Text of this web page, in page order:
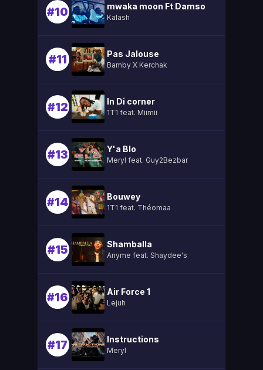
#10 mwaka moon Ft Damso
Kalash
#11 Pas Jalouse
Bamby X Kerchak
#12 In Di corner
1T1 feat. Miimii
#13 Y'a Blo
Meryl feat. Guy2Bezbar
#14 Bouwey
1T1 feat. Théomaa
#15 Shamballa
Anyme feat. Shaydee's
#16 Air Force 1
Lejuh
#17 Instructions
Meryl